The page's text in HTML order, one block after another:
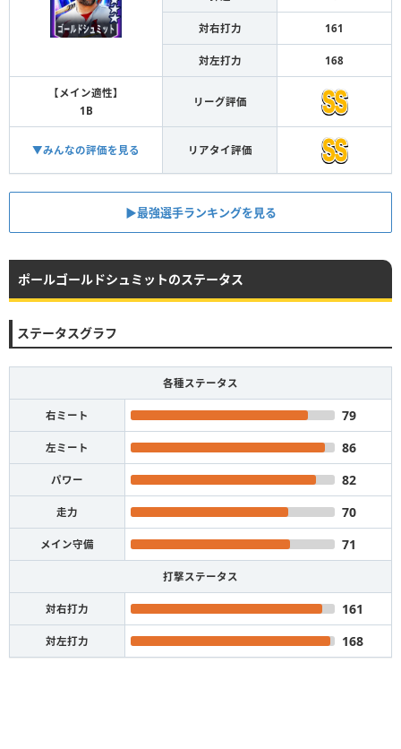
対右打力 161
対左打力 168
【メイン適性】
1B
リーグ評価
▼みんなの評価を見る リアタイ評価
▶︎最強選手ランキングを見る
ポールゴールドシュミットのステータス
ステータスグラフ
各種ステータス
右ミート 79
左ミート 86
パワー 82
走力 70
メイン守備 71
打撃ステータス
対右打力 161
対左打力 168